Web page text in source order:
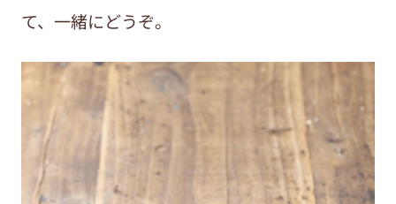
て、一緒にどうぞ。